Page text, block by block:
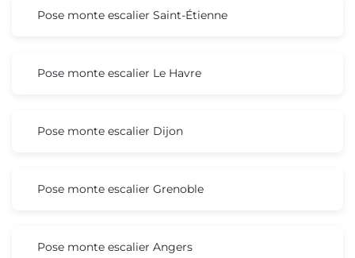
Pose monte escalier Saint-Étienne
Pose monte escalier Le Havre
Pose monte escalier Dijon
Pose monte escalier Grenoble
Pose monte escalier Angers